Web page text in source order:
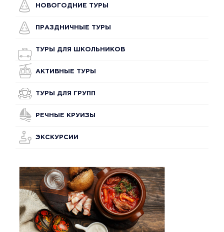
НОВОГОДНИЕ ТУРЫ
ПРАЗДНИЧНЫЕ ТУРЫ
ТУРЫ ДЛЯ ШКОЛЬНИКОВ
АКТИВНЫЕ ТУРЫ
ТУРЫ ДЛЯ ГРУПП
РЕЧНЫЕ КРУИЗЫ
ЭКСКУРСИИ